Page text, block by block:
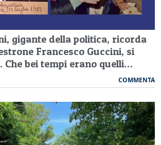
gigante della politica, ricorda
Francesco Guccini, si
Che bei tempi erano quelli…
COMMENTA